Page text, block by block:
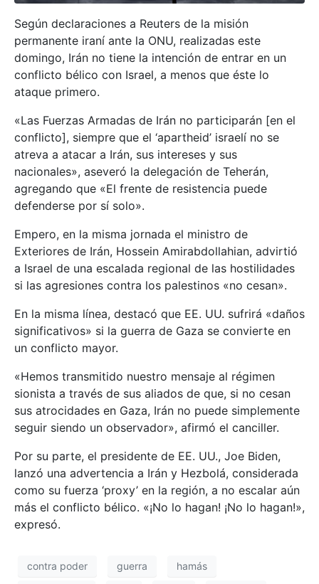
Según declaraciones a Reuters de la misión
permanente iraní ante la ONU, realizadas este
domingo, Irán no tiene la intención de entrar en un
conflicto bélico con Israel, a menos que éste lo
ataque primero.
«Las Fuerzas Armadas de Irán no participarán [en el
conflicto], siempre que el ‘apartheid’ israelí no se
atreva a atacar a Irán, sus intereses y sus
nacionales», aseveró la delegación de Teherán,
agregando que «El frente de resistencia puede
defenderse por sí solo».
Empero, en la misma jornada el ministro de
Exteriores de Irán, Hossein Amirabdollahian, advirtió
a Israel de una escalada regional de las hostilidades
si las agresiones contra los palestinos «no cesan».
En la misma línea, destacó que EE. UU. sufrirá «daños
significativos» si la guerra de Gaza se convierte en
un conflicto mayor.
«Hemos transmitido nuestro mensaje al régimen
sionista a través de sus aliados de que, si no cesan
sus atrocidades en Gaza, Irán no puede simplemente
seguir siendo un observador», afirmó el canciller.
Por su parte, el presidente de EE. UU., Joe Biden,
lanzó una advertencia a Irán y Hezbolá, considerada
como su fuerza ‘proxy’ en la región, a no escalar aún
más el conflicto bélico. «¡No lo hagan! ¡No lo hagan!»,
expresó.
contra poder guerra hamás